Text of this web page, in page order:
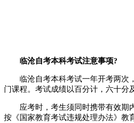
临沧自考本科考试注意事项?
临沧自考本科考试一年开考两次，
门课程。考试成绩以百分计，六十分
应考时，考生须同时携带有效期内
按《国家教育考试违规处理办法》教